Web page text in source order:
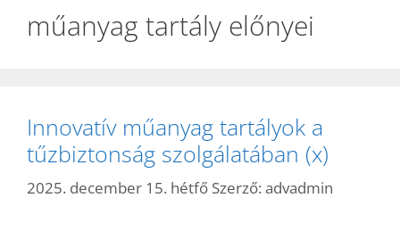
műanyag tartály előnyei
Innovatív műanyag tartályok a
tűzbiztonság szolgálatában (x)
2025. december 15. hétfő Szerző: advadmin